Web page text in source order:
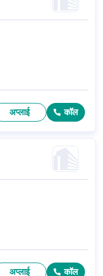
अप्लाई कॉल
अप्लाई कॉल